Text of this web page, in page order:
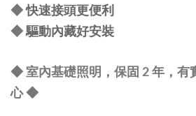
◆ 快速接頭更便利
◆ 驅動內藏好安裝
◆ 室內基礎照明，保固 2 年，有
心◆